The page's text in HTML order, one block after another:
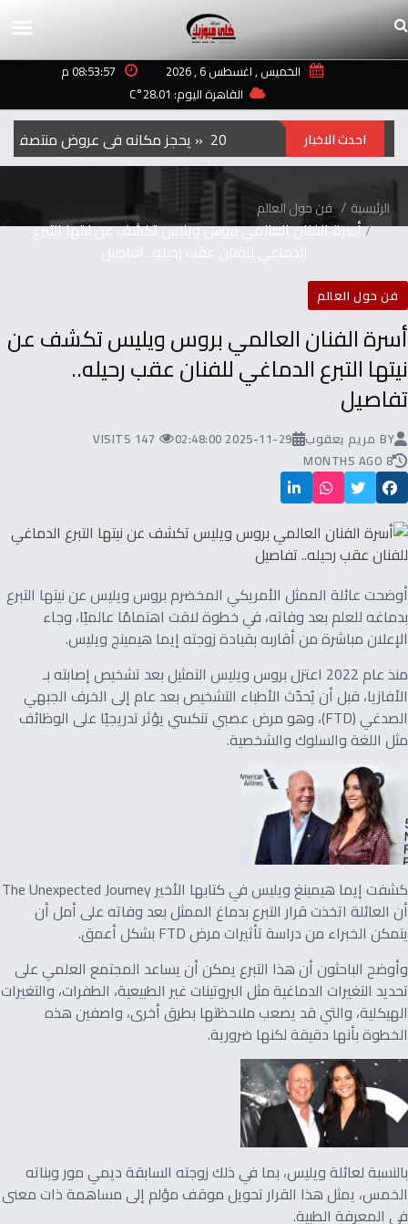
الخميس , اغسطس 6 , 2026
08:53:57 م
القاهرة اليوم: 28.01°C
احدث الاخبار
الرئيسية فن حول العالم
أسرة الفنان العالمي بروس ويليس تكشف عن نيتها التبرع
الدماغي للفنان عقب رحيله.. تفاصيل
فن حول العالم
أسرة الفنان العالمي بروس ويليس تكشف عن
نيتها التبرع الدماغي للفنان عقب رحيله..
تفاصيل
BY مريم يعقوب 2025-11-29 02:48:00
147 VISITS
8 MONTHS AGO
أوضحت عائلة الممثل الأمريكي المخضرم بروس ويليس عن نيتها التبرع
بدماغه للعلم بعد وفاته، في خطوة لاقت اهتمامًا عالميًا، وجاء
الإعلان مباشرة من أقاربه بقيادة زوجته إيما هيمينج ويليس.
منذ عام 2022 اعتزل بروس ويليس التمثيل بعد تشخيص إصابته بـ
الأفازيا، قبل أن يُحدّث الأطباء التشخيص بعد عام إلى الخرف الجبهي
الصدغي (FTD)، وهو مرض عصبي تنكسي يؤثر تدريجيًا على الوظائف
مثل اللغة والسلوك والشخصية.
كشفت إيما هيمينغ ويليس في كتابها الأخير The Unexpected Journey
أن العائلة اتخذت قرار التبرع بدماغ الممثل بعد وفاته على أمل أن
يتمكن الخبراء من دراسة تأثيرات مرض FTD بشكل أعمق.
وأوضح الباحثون أن هذا التبرع يمكن أن يساعد المجتمع العلمي على
تحديد التغيرات الدماغية مثل البروتينات غير الطبيعية، الطفرات، والتغيرات
الهيكلية، والتي قد يصعب ملاحظتها بطرق أخرى، واصفين هذه
الخطوة بأنها دقيقة لكنها ضرورية.
بالنسبة لعائلة ويليس، بما في ذلك زوجته السابقة ديمي مور وبناته
الخمس، يمثل هذا القرار تحويل موقف مؤلم إلى مساهمة ذات معنى
في المعرفة الطبية.